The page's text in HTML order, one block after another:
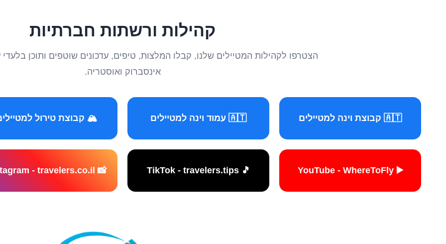
קהילות ורשתות חברתיות
הצטרפו לקהילות המטיילים שלנו, קבלו המלצות, טיפים, עדכונים שוטפים ותוכן בלעדי
אינסברוק ואוסטריה.
🇦🇹 קבוצת וינה למטיילים 🇦🇹 עמוד וינה למטיילים 🏔️ קבוצת טירול
▶️ YouTube - WhereToFly
🎵 TikTok - travelers.tips
📸 Instagram - travelers.co.il